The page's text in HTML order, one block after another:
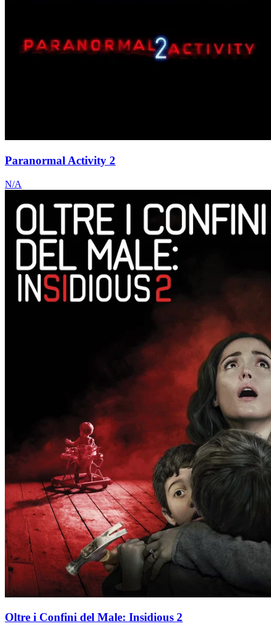
Paranormal Activity 2
N/A
Oltre i Confini del Male: Insidious 2